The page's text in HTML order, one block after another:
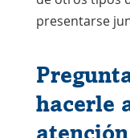
presentarse
hacerle